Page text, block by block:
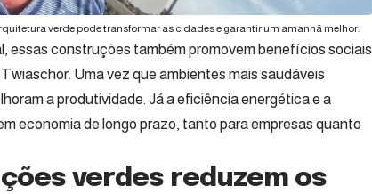
verde pode transformar as cidades e garantir um amanhã melhor.
essas construções também promovem benefícios sociais
Uma vez que ambientes mais saudáveis
a produtividade. Já a eficiência energética e a
economia de longo prazo, tanto para empresas quanto
verdes reduzem os